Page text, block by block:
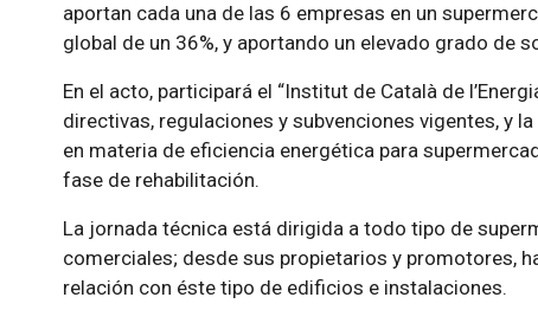
aportan cada una de las 6 empresas en un
global de un 36%, y aportando un elevado grado de
En el acto, participará el “Institut de Català de
directivas, regulaciones y subvenciones vigentes, y
en materia de eficiencia energética para
fase de rehabilitación.
La jornada técnica está dirigida a todo tipo de
comerciales; desde sus propietarios y promotores,
relación con éste tipo de edificios e instalaciones.